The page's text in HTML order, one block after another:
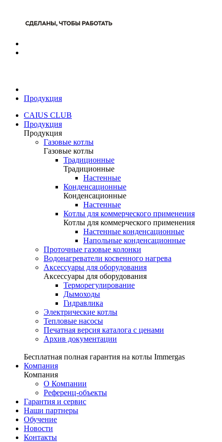
Продукция
CAIUS CLUB
Продукция
Продукция
Газовые котлы
Газовые котлы
Традиционные
Традиционные
Настенные
Конденсационные
Конденсационные
Настенные
Котлы для коммерческого применения
Котлы для коммерческого применения
Настенные конденсационные
Напольные конденсационные
Проточные газовые колонки
Водонагреватели косвенного нагрева
Аксессуары для оборудования
Аксессуары для оборудования
Терморегулирование
Дымоходы
Гидравлика
Электрические котлы
Тепловые насосы
Печатная версия каталога с ценами
Архив документации
Бесплатная полная гарантия на котлы Immergas
Компания
Компания
О Компании
Референц-объекты
Гарантия и сервис
Наши партнеры
Обучение
Новости
Контакты